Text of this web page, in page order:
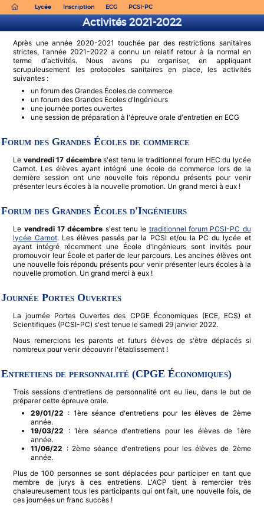
Lycée Inscription ECG PCSI-PC
Activités 2021-2022
Après une année 2020-2021 touchée par des restrictions sanitaires
strictes, l'année 2021-2022 a connu un relatif retour à la normal en
terme d'activités. Nous avons pu organiser, en appliquant
scrupuleusement les protocoles sanitaires en place, les activités
suivantes :
un forum des Grandes Écoles de commerce
un forum des Grandes Écoles d'Ingénieurs
une journée portes ouvertes
une session de préparation à l'épreuve orale d'entretien en ECG
Forum des Grandes Écoles de commerce
Le vendredi 17 décembres'est tenu le traditionnel forum HEC du lycée
Carnot. Les élèves ayant intégré une école de commerce lors de la
dernière session ont une nouvelle fois répondu présents pour venir
présenter leurs écoles à la nouvelle promotion. Un grand merci à eux !
Forum des Grandes Écoles d'Ingénieurs
Le vendredi 17 décembre s'est tenu le traditionnel forum PCSI-PC du
lycée Carnot. Les élèves passés par la PCSI et/ou la PC du lycée et
ayant intégré récemment une École d'Ingénieurs sont invités pour
promouvoir leur École et parler de leur parcours. Les ancines élèves ont
une nouvelle fois répondu présents pour venir présenter leurs écoles à la
nouvelle promotion. Un grand merci à eux !
Journée Portes Ouvertes
La journée Portes Ouvertes des CPGE Économiques (ECE, ECS) et
Scientifiques (PCSI-PC) s'est tenue le samedi 29 janvier 2022.
Nous remercions les parents et futurs élèves de s'être déplacés si
nombreux pour venir découvrir l'établissement !
Entretiens de personnalité (CPGE Économiques)
Trois sessions d'entretiens de personnalité ont eu lieu, dans le but de
préparer cette épreuve orale.
29/01/22 : 1ère séance d'entretiens pour les élèves de 2ème
année.
19/03/22 : 1ère séance d'entretiens pour les élèves de 1ère
année.
11/06/22 : 2ème séance d'entretiens pour les élèves de 2ème
année.
Plus de 100 personnes se sont déplacées pour participer en tant que
membre de jurys à ces entretiens. L'ACP tient à remercier très
chaleureusement tous les participants qui ont fait, une nouvelle fois, de
ces journées un franc succès !